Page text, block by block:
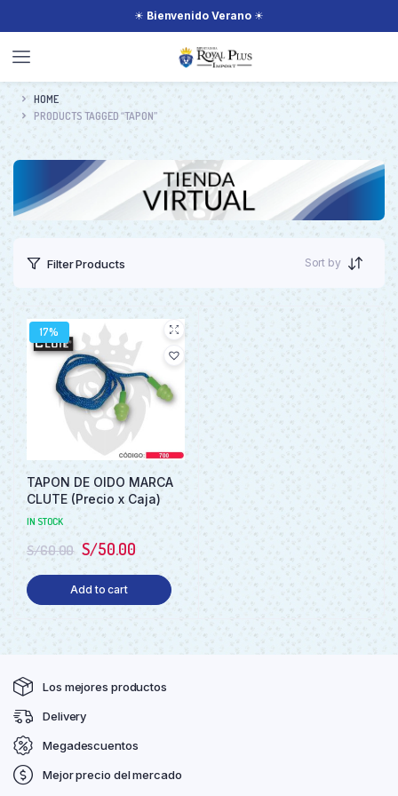
☀ Bienvenido Verano ☀
HOME
PRODUCTS TAGGED “TAPON”
Filter Products Sort by
17%
TAPON DE OIDO MARCA
CLUTE (Precio x Caja)
IN STOCK
S/60.00 S/50.00
Add to cart
Los mejores productos
Delivery
Megadescuentos
Mejor precio del mercado